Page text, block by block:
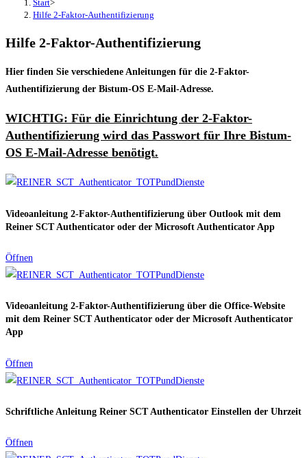
Start>
Hilfe 2-Faktor-Authentifizierung
Hilfe 2-Faktor-Authentifizierung
Hier finden Sie verschiedene Anleitungen für die 2-Faktor-
Authentifizierung der Bistum-OS E-Mail-Adresse.
WICHTIG: Für die Einrichtung der 2-Faktor-
Authentifizierung wird das Passwort für Ihre Bistum-
OS E-Mail-Adresse benötigt.
Videoanleitung 2-Faktor-Authentifizierung über Outlook mit dem
Reiner SCT Authenticator oder der Microsoft Authenticator App
Öffnen
Videoanleitung 2-Faktor-Authentifizierung über die Office-Website
mit dem Reiner SCT Authenticator oder der Microsoft Authenticator
App
Öffnen
Schriftliche Anleitung Reiner SCT Authenticator Einstellen der Uhrzeit
Öffnen